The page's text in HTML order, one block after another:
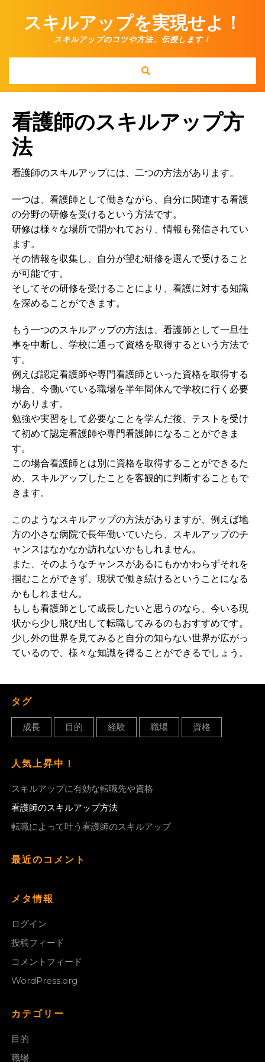
contentスキルアップを実現せよ！
スキルアップのコツや方法、伝授します！
看護師のスキルアップ方
法
看護師のスキルアップには、二つの方法があります。
一つは、看護師として働きながら、自分に関連する看護
の分野の研修を受けるという方法です。
研修は様々な場所で開かれており、情報も発信されてい
ます。
その情報を収集し、自分が望む研修を選んで受けること
が可能です。
そしてその研修を受けることにより、看護に対する知識
を深めることができます。
もう一つのスキルアップの方法は、看護師として一旦仕
事を中断し、学校に通って資格を取得するという方法で
す。
例えば認定看護師や専門看護師といった資格を取得する
場合、今働いている職場を半年間休んで学校に行く必要
があります。
勉強や実習をして必要なことを学んだ後、テストを受け
て初めて認定看護師や専門看護師になることができま
す。
この場合看護師とは別に資格を取得することができるた
め、スキルアップしたことを客観的に判断することもで
きます。
このようなスキルアップの方法がありますが、例えば地
方の小さな病院で長年働いていたら、スキルアップのチ
ャンスはなかなか訪れないかもしれません。
また、そのようなチャンスがあるにもかかわらずそれを
掴むことができず、現状で働き続けるということになる
かもしれません。
もしも看護師として成長したいと思うのなら、今いる現
状から少し飛び出して転職してみるのもおすすめです。
少し外の世界を見てみると自分の知らない世界が広がっ
ているので、様々な知識を得ることができるでしょう。
タグ
成長 目的 経験 職場 資格
人気上昇中！
スキルアップに有効な転職先や資格
看護師のスキルアップ方法
転職によって叶う看護師のスキルアップ
最近のコメント
メタ情報
ログイン
投稿フィード
コメントフィード
WordPress.org
カテゴリー
目的
職場